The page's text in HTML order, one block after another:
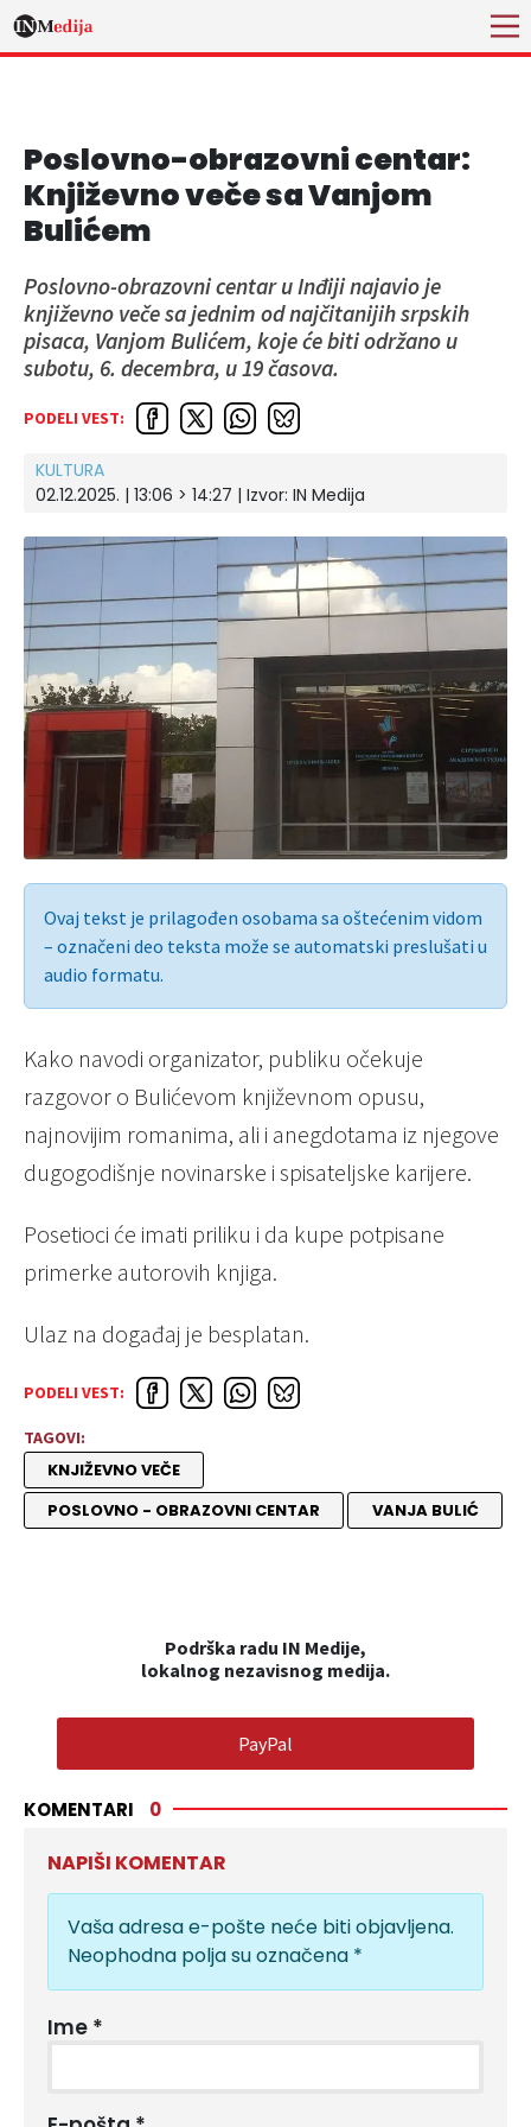
Poslovno-obrazovni centar:
Književno veče sa Vanjom
Bulićem
Poslovno-obrazovni centar u Inđiji najavio je
književno veče sa jednim od najčitanijih srpskih
pisaca, Vanjom Bulićem, koje će biti održano u
subotu, 6. decembra, u 19 časova.
PODELI VEST:
KULTURA
02.12.2025. | 13:06 > 14:27 | Izvor: IN Medija
Ovaj tekst je prilagođen osobama sa oštećenim vidom
– označeni deo teksta može se automatski preslušati u
audio formatu.
Kako navodi organizator, publiku očekuje
razgovor o Bulićevom književnom opusu,
najnovijim romanima, ali i anegdotama iz njegove
dugogodišnje novinarske i spisateljske karijere.
Posetioci će imati priliku i da kupe potpisane
primerke autorovih knjiga.
Ulaz na događaj je besplatan.
PODELI VEST:
TAGOVI:
KNJIŽEVNO VEČE
POSLOVNO - OBRAZOVNI CENTAR
VANJA BULIĆ
Podrška radu IN Medije,
lokalnog nezavisnog medija.
PayPal
KOMENTARI 0
NAPIŠI KOMENTAR
Vaša adresa e-pošte neće biti objavljena.
Neophodna polja su označena *
Ime *